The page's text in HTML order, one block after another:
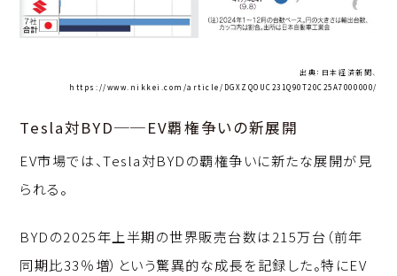
出典：日本経済新聞、
https://www.nikkei.com/article/DGXZQOUC231Q90T20C25A7000000/
Tesla対BYD──EV覇権争いの新展開
EV市場では、Tesla対BYDの覇権争いに新たな展開が見
られる。
BYDの2025年上半期の世界販売台数は215万台（前年
同期比33％増）という驚異的な成長を記録した。特にEV